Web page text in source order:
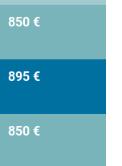
850 €
895 €
850 €